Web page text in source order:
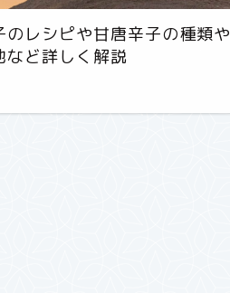
のレシピや甘唐辛子の種類や
など詳しく解説